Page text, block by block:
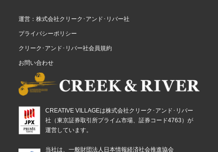
運営：株式会社クリーク･アンド･リバー社
プライバシーポリシー
クリーク･アンド･リバー社会員規約
お問い合わせ
CREATIVE VILLAGEは株式会社クリーク･アンド･リバー
社（東京証券取引所プライム市場、証券コード4763）が
運営しています。
当社は、一般財団法人日本情報経済社会推進協会